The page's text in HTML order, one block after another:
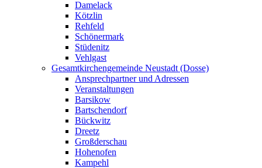
Damelack
Kötzlin
Rehfeld
Schönermark
Stüdenitz
Vehlgast
Gesamtkirchengemeinde Neustadt (Dosse)
Ansprechpartner und Adressen
Veranstaltungen
Barsikow
Bartschendorf
Bückwitz
Dreetz
Großderschau
Hohenofen
Kampehl